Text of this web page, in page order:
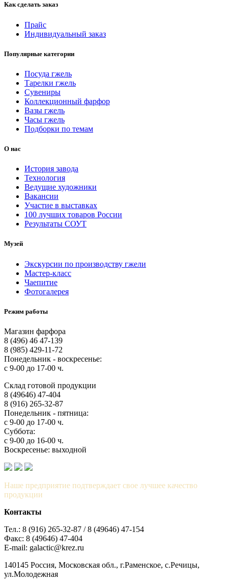
Как сделать заказ
Прайс
Индивидуальный заказ
Популярные категории
Посуда гжель
Тарелки гжель
Сувениры
Коллекционный фарфор
Вазы гжель
Часы гжель
Подборки по темам
О нас
История завода
Технология
Ведущие художники
Вакансии
Участие в выставках
100 лучших товаров России
Результаты СОУТ
Музей
Экскурсии по производству гжели
Мастер-класс
Чаепитие
Фотогалерея
Режим работы
Магазин фарфора
8 (496) 46 47-139
8 (985) 429-11-72
Понедельник - воскресенье:
с 9-00 до 17-00 ч.
Склад готовой продукции
8 (49646) 47-404
8 (916) 265-32-87
Понедельник - пятница:
с 9-00 до 17-00 ч.
Суббота:
с 9-00 до 16-00 ч.
Воскресенье: выходной
Наше предприятие подтверждает свое лучшее качество
продукции
Контакты
Тел.: 8 (916) 265-32-87 / 8 (49646) 47-154
Факс: 8 (49646) 47-404
E-mail: galactic@krez.ru
140145 Россия, Московская обл., г.Раменское, с.Речицы,
ул.Молодежная